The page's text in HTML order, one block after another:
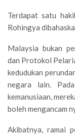
Terdapat satu
Rohingya
Malaysia bukan
dan Protokol
kedudukan
negara lain.
kemanusiaan,
boleh mengancam
Akibatnya, ramai